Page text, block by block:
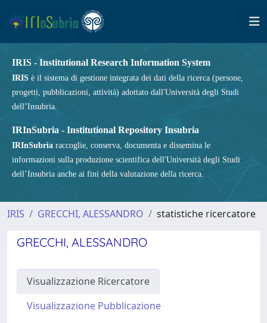
IRIS - Institutional Research Information System
IRIS è il sistema di gestione integrata dei dati della ricerca (persone,
progetti, pubblicazioni, attività) adottato dall'Università degli Studi
dell’Insubria.
IRInSubria - Institutional Repository Insubria
IRInSubria raccoglie, conserva, documenta e dissemina le
informazioni sulla produzione scientifica dell'Università degli Studi
dell’Insubria anche ai fini della valutazione della ricerca.
IRIS GRECCHI, ALESSANDRO statistiche ricercatore
GRECCHI, ALESSANDRO
Visualizzazione Ricercatore
Visualizzazione Pubblicazione